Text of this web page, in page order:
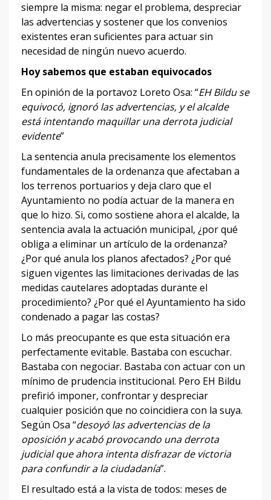
siempre la misma: negar el problema, despreciar
las advertencias y sostener que los convenios
existentes eran suficientes para actuar sin
necesidad de ningún nuevo acuerdo.
Hoy sabemos que estaban equivocados
En opinión de la portavoz Loreto Osa: “EH Bildu se
equivocó, ignoró las advertencias, y el alcalde
está intentando maquillar una derrota judicial
evidente”
La sentencia anula precisamente los elementos
fundamentales de la ordenanza que afectaban a
los terrenos portuarios y deja claro que el
Ayuntamiento no podía actuar de la manera en
que lo hizo. Si, como sostiene ahora el alcalde, la
sentencia avala la actuación municipal, ¿por qué
obliga a eliminar un artículo de la ordenanza?
¿Por qué anula los planos afectados? ¿Por qué
siguen vigentes las limitaciones derivadas de las
medidas cautelares adoptadas durante el
procedimiento? ¿Por qué el Ayuntamiento ha sido
condenado a pagar las costas?
Lo más preocupante es que esta situación era
perfectamente evitable. Bastaba con escuchar.
Bastaba con negociar. Bastaba con actuar con un
mínimo de prudencia institucional. Pero EH Bildu
prefirió imponer, confrontar y despreciar
cualquier posición que no coincidiera con la suya.
Según Osa “desoyó las advertencias de la
oposición y acabó provocando una derrota
judicial que ahora intenta disfrazar de victoria
para confundir a la ciudadanía”.
El resultado está a la vista de todos: meses de